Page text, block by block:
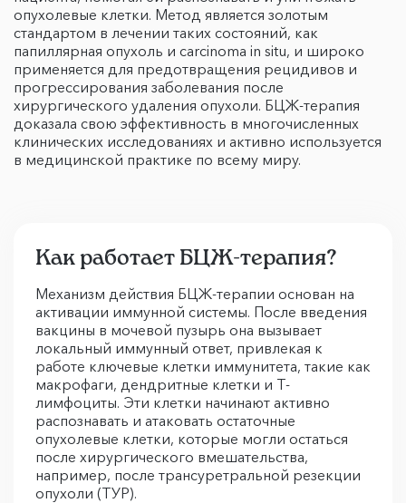
опухолевые клетки. Метод является золотым
стандартом в лечении таких состояний, как
папиллярная опухоль и carcinoma in situ, и широко
применяется для предотвращения рецидивов и
прогрессирования заболевания после
хирургического удаления опухоли. БЦЖ-терапия
доказала свою эффективность в многочисленных
клинических исследованиях и активно используется
в медицинской практике по всему миру.
Как работает БЦЖ-терапия?
Механизм действия БЦЖ-терапии основан на
активации иммунной системы. После введения
вакцины в мочевой пузырь она вызывает
локальный иммунный ответ, привлекая к
работе ключевые клетки иммунитета, такие как
макрофаги, дендритные клетки и Т-
лимфоциты. Эти клетки начинают активно
распознавать и атаковать остаточные
опухолевые клетки, которые могли остаться
после хирургического вмешательства,
например, после трансуретральной резекции
опухоли (ТУР).